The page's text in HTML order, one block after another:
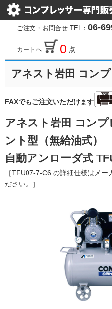
ご注文・お問合せ TEL： 06-
カートへ 0 点
アネスト岩田 コン
FAXでもご注文いただけます
アネスト岩田 コン
ント型（無給油式）
自動アンローダ式
［TFU07-7-C6 の詳細仕様はメー
ださい。］